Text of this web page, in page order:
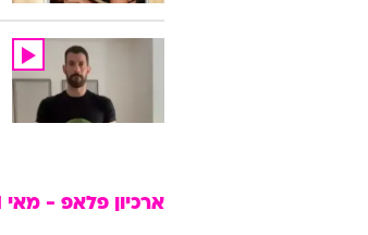
ארכיון פלאפ - מאי 2021